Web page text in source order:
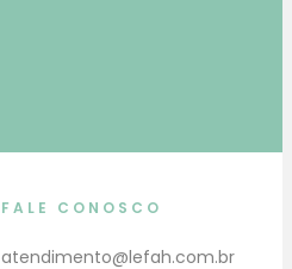
FALE CONOSCO
atendimento@lefah.com.br